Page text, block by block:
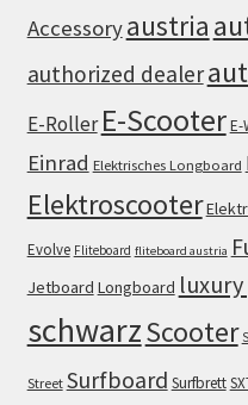
Accessoryaustria
authorized dealer
E-Roller E-ScooterE-
Einrad Elektrisches Longboard
Elektroscooter
Evolve Fliteboard fliteboard austria
Jetboard Longboard
schwarzScooter
Street Surfboard Surfbrett